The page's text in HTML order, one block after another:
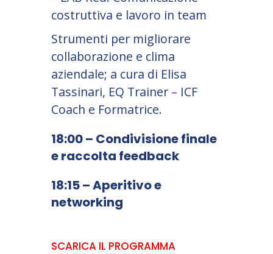
costruttiva e lavoro in team
Strumenti per migliorare
collaborazione e clima
aziendale; a cura di Elisa
Tassinari, EQ Trainer – ICF
Coach e Formatrice.
18:00 – Condivisione finale
e raccolta feedback
18:15 – Aperitivo e
networking
SCARICA IL PROGRAMMA